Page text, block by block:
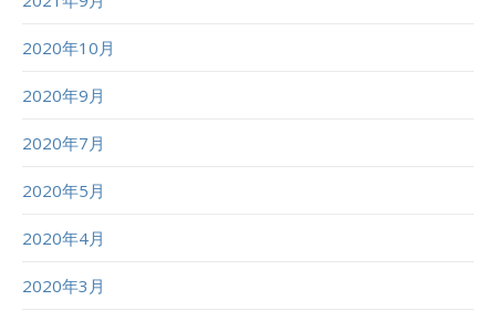
2020年10月
2020年9月
2020年7月
2020年5月
2020年4月
2020年3月